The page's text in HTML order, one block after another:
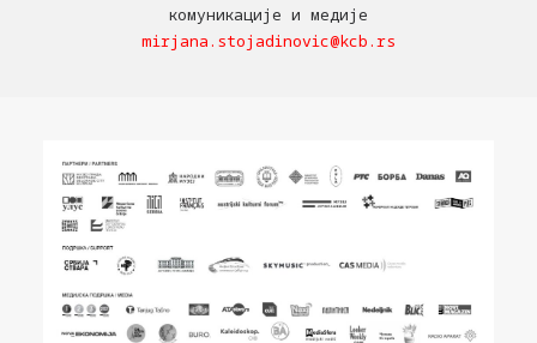
комуникације и медије
mirjana.stojadinovic@kcb.rs